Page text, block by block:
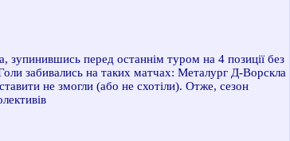
зупинившись перед останнім туром на 4 позиції без
забивались на таких матчах: Металург Д-Ворскла
не змогли (або не схотіли). Отже, сезон